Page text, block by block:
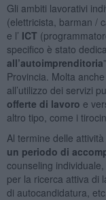
Gli ambiti lavorativi
(elettricista, barman /
e l’ ICT
specifico è stato
all’autoimprenditoria
Provincia. Molta
all’utilizzo dei servizi
offerte di lavoro e
altro tipo, come i
Al termine delle
un periodo di
counseling
per la ricerca attiva di
di autocandidatura,